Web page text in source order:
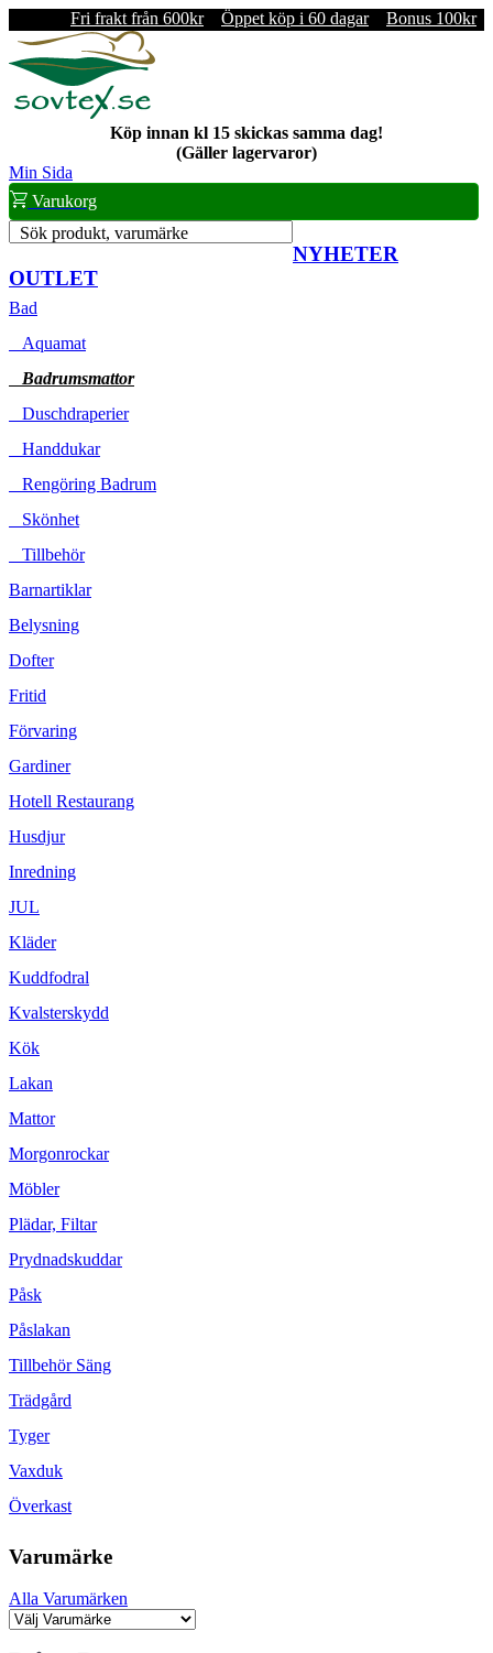
Fri frakt från 600kr Öppet köp i 60 dagar Bonus 100kr
Köp innan kl 15 skickas samma dag!
(Gäller lagervaror)
Min Sida
Varukorg
Sök produkt, varumärke
NYHETER
OUTLET
Bad
Aquamat
Badrumsmattor
Duschdraperier
Handdukar
Rengöring Badrum
Skönhet
Tillbehör
Barnartiklar
Belysning
Dofter
Fritid
Förvaring
Gardiner
Hotell Restaurang
Husdjur
Inredning
JUL
Kläder
Kuddfodral
Kvalsterskydd
Kök
Lakan
Mattor
Morgonrockar
Möbler
Plädar, Filtar
Prydnadskuddar
Påsk
Påslakan
Tillbehör Säng
Trädgård
Tyger
Vaxduk
Överkast
Varumärke
Alla Varumärken